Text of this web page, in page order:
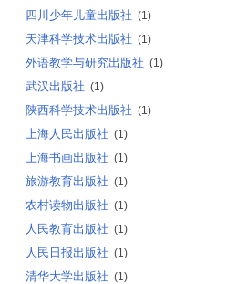
四川少年儿童出版社 (1)
天津科学技术出版社 (1)
外语教学与研究出版社 (1)
武汉出版社 (1)
陕西科学技术出版社 (1)
上海人民出版社 (1)
上海书画出版社 (1)
旅游教育出版社 (1)
农村读物出版社 (1)
人民教育出版社 (1)
人民日报出版社 (1)
清华大学出版社 (1)